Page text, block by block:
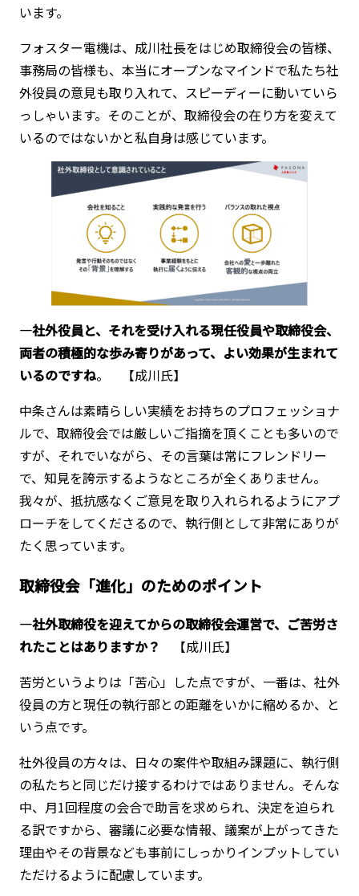
います。
フォスター電機は、成川社長をはじめ取締役会の皆様、
事務局の皆様も、本当にオープンなマインドで私たち社
外役員の意見も取り入れて、スピーディーに動いていら
っしゃいます。そのことが、取締役会の在り方を変えて
いるのではないかと私自身は感じています。
―社外役員と、それを受け入れる現任役員や取締役会、
両者の積極的な歩み寄りがあって、よい効果が生まれて
いるのですね。 【成川氏】
中条さんは素晴らしい実績をお持ちのプロフェッショナ
ルで、取締役会では厳しいご指摘を頂くことも多いので
すが、それでいながら、その言葉は常にフレンドリー
で、知見を誇示するようなところが全くありません。
我々が、抵抗感なくご意見を取り入れられるようにアプ
ローチをしてくださるので、執行側として非常にありが
たく思っています。
取締役会「進化」のためのポイント
―社外取締役を迎えてからの取締役会運営で、ご苦労さ
れたことはありますか？
【成川氏】
苦労というよりは「苦心」した点ですが、一番は、社外
役員の方と現任の執行部との距離をいかに縮めるか、と
いう点です。
社外役員の方々は、日々の案件や取組み課題に、執行側
の私たちと同じだけ接するわけではありません。そんな
中、月1回程度の会合で助言を求められ、決定を迫られ
る訳ですから、審議に必要な情報、議案が上がってきた
理由やその背景なども事前にしっかりインプットしてい
ただけるように配慮しています。